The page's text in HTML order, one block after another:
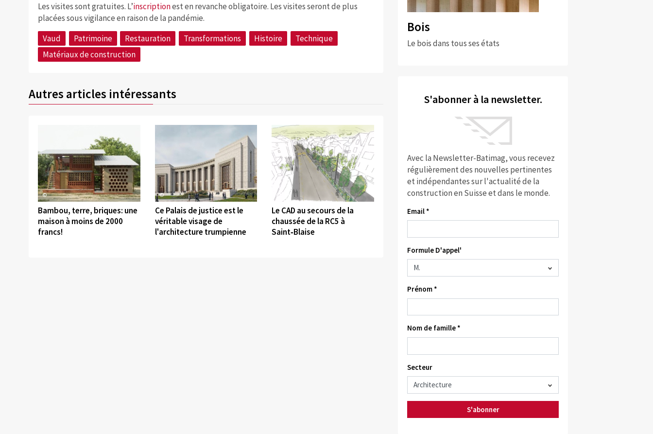
Les visites sont gratuites. L’inscriptionest en revanche obligatoire. Les visites seront de plus
placées sous vigilance en raison de la pandémie.
Vaud
Patrimoine Restauration Transformations Histoire
Technique
Matériaux de construction
Autres articles intéressants
©
Bambou, terre, briques: une
maison à moins de 2000
francs!
©
Ce Palais de justice est le
véritable visage de
l'architecture trumpienne
©
Le CAD au secours de la
chaussée de la RC5 à
Saint‑Blaise
Bois
Le bois dans tous ses états
S'abonner à la newsletter.
Avec la Newsletter-Batimag, vous recevez
régulièrement des nouvelles pertinentes
et indépendantes sur l'actualité de la
construction en Suisse et dans le monde.
Email *
Formule D'appel'
Prénom *
Nom de famille *
Secteur
S'abonner